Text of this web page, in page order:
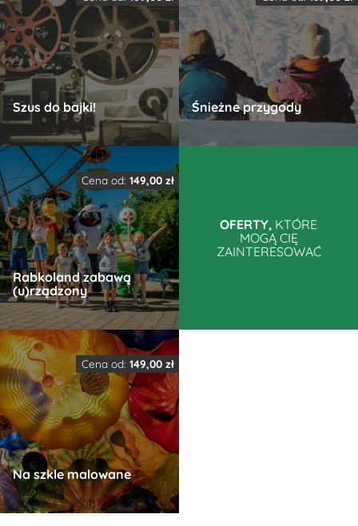
Szus do bajki!
Ten
produkt
ma
wiele
wariantów.
Opcje
można
wybrać
na
stronie
produktu
Śnieżne przygody
produkt
ma
wiele
wariantów.
można
wybrać
stronie
Rabkoland zabawą
(u)rządzony
Cena od: 149,00 zł
Ten
produkt
ma
wiele
wariantów.
Opcje
można
wybrać
na
Na szkle malowane
Cena od: 149,00 zł
OFERTY, KTÓRE
MOGĄ CIĘ
ZAINTERESOWAĆ